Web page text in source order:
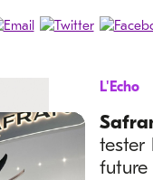
L'Echo
tester